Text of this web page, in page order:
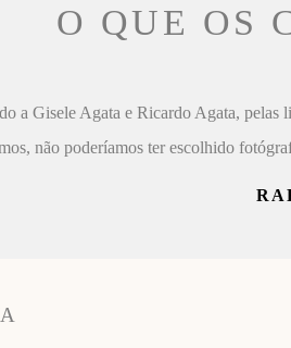
O QUE OS
a Gisele Agata e Ricardo Agata, pelas
não poderíamos ter escolhido